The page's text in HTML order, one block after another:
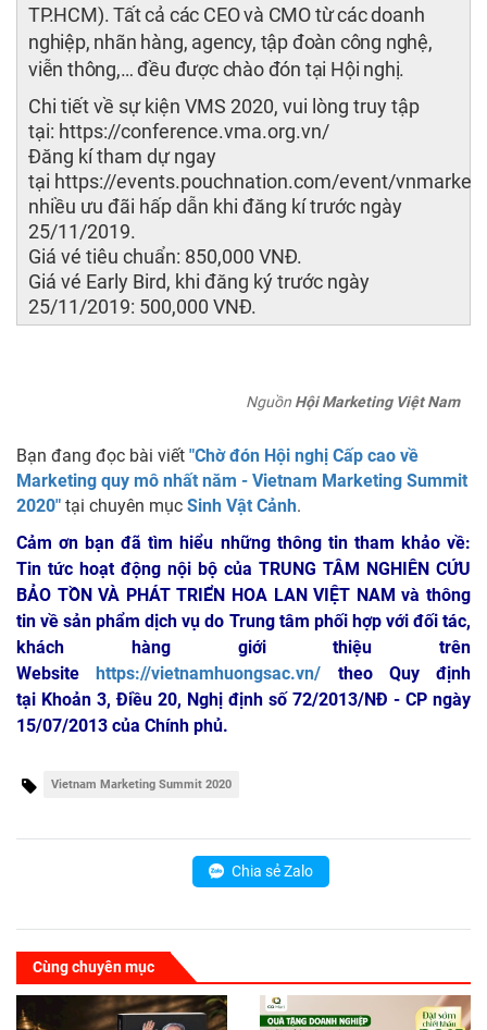
TP.HCM). Tất cả các CEO và CMO từ các doanh
nghiệp, nhãn hàng, agency, tập đoàn công nghệ,
viễn thông,… đều được chào đón tại Hội nghị.
Chi tiết về sự kiện VMS 2020, vui lòng truy tập
tại: https://conference.vma.org.vn/
Đăng kí tham dự ngay
tại https://events.pouchnation.com/event/
nhiều ưu đãi hấp dẫn khi đăng kí trước ngày
25/11/2019.
Giá vé tiêu chuẩn: 850,000 VNĐ.
Giá vé Early Bird, khi đăng ký trước ngày
25/11/2019: 500,000 VNĐ.
Nguồn Hội Marketing Việt Nam
Bạn đang đọc bài viết "Chờ đón Hội nghị Cấp cao về
Marketing quy mô nhất năm - Vietnam Marketing Summit
2020" tại chuyên mục Sinh Vật Cảnh.
Cảm ơn bạn đã tìm hiểu những thông tin tham khảo về:
Tin tức hoạt động nội bộ của TRUNG TÂM NGHIÊN CỨU
BẢO TỒN VÀ PHÁT TRIỂN HOA LAN VIỆT NAM và thông
tin về sản phẩm dịch vụ do Trung tâm phối hợp với đối tác,
khách hàng giới thiệu trên
Websitehttps://vietnamhuongsac.vn/ theo Quy định
tại Khoản 3, Điều 20, Nghị định số 72/2013/NĐ - CP ngày
15/07/2013 của Chính phủ.
Vietnam Marketing Summit 2020
Chia sẻ Zalo
Cùng chuyên mục